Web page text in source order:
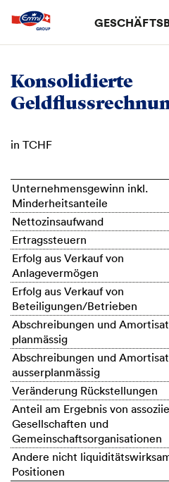
Konsolidierte
in TCHF
Unternehmensgewinn inkl.
Minderheitsanteile
Nettozinsaufwand
Ertragssteuern
Erfolg aus Verkauf von
Anlagevermögen
Erfolg aus Verkauf von
Beteiligungen/Betrieben
Abschreibungen und
planmässig
Abschreibungen und
ausserplanmässig
Veränderung Rückstellungen
Anteil am Ergebnis von
Gesellschaften und
Gemeinschaftsorganisationen
Andere nicht
Positionen